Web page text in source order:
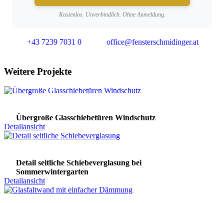
Kostenlos. Unverbindlich. Ohne Anmeldung.
+43 7239 7031 0 office@fensterschmidinger.at
Weitere Projekte
Übergroße Glasschiebetüren Windschutz
Detailansicht
Detail seitliche Schiebeverglasung bei
Sommerwintergarten
Detailansicht